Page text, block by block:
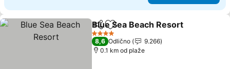
Deli Dodati u favorite
Blue Sea Beach Resort
4 Zvezdice
8,6 Odlično
9.266
0.1 km od plaže